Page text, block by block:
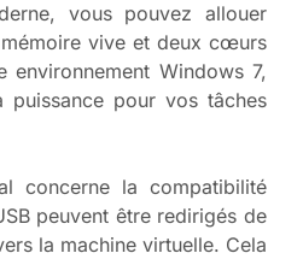
vous pouvez allouer
vive et deux cœurs
environnement Windows 7,
puissance pour vos tâches
concerne la compatibilité
peuvent être redirigés de
la machine virtuelle. Cela